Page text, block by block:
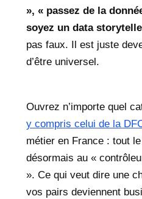
», « passez de la
soyez un data
pas faux. Il est juste
d’être universel.
Ouvrez n’importe quel
y compris celui de la
métier en France : tout
désormais au «
». Ce qui veut dire une
vos pairs deviennent